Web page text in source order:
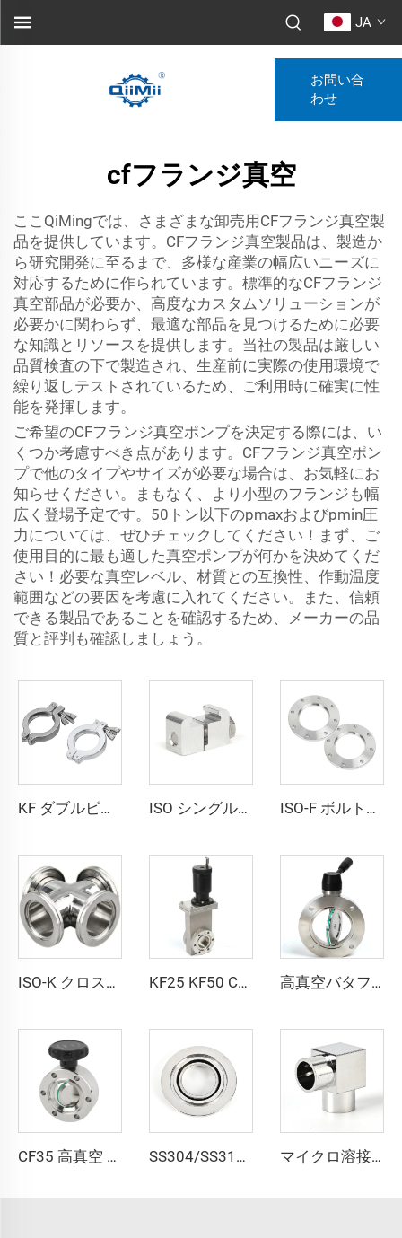
JA
お問い合
わせ
cfフランジ真空
ここQiMingでは、さまざまな卸売用CFフランジ真空製
品を提供しています。CFフランジ真空製品は、製造か
ら研究開発に至るまで、多様な産業の幅広いニーズに
対応するために作られています。標準的なCFフランジ
真空部品が必要か、高度なカスタムソリューションが
必要かに関わらず、最適な部品を見つけるために必要
な知識とリソースを提供します。当社の製品は厳しい
品質検査の下で製造され、生産前に実際の使用環境で
繰り返しテストされているため、ご利用時に確実に性
能を発揮します。
ご希望のCFフランジ真空ポンプを決定する際には、い
くつか考慮すべき点があります。CFフランジ真空ポン
プで他のタイプやサイズが必要な場合は、お気軽にお
知らせください。まもなく、より小型のフランジも幅
広く登場予定です。50トン以下のpmaxおよびpmin圧
力については、ぜひチェックしてください！まず、ご
使用目的に最も適した真空ポンプが何かを決めてくだ
さい！必要な真空レベル、材質との互換性、作動温度
範囲などの要因を考慮に入れてください。また、信頼
できる製品であることを確認するため、メーカーの品
質と評判も確認しましょう。
KF ダブルピンクランプスイング NW アルミ SS304 翼ナット真空クランプフランジ KF16-KF50/NW16/NW50 ステンレス鋼継手 ISO シングルウォールクランプ SS304/アルミニウム ステンレス鋼 M8/M10/M12 バキュームパイプ継手 高品質締付フランジ ISO-F ボルト付きボア加工済みフランジ ISO63-ISO500 ステンレス鋼真空ブランクフランジ SS304 SS316L CNC加工 真空継手 半導体用
ISO-K クロス真空 ISO-K クロス SS304 SS316L ステンレス鋼 ISO63-ISO160 フランジクランプ 高品質真空四-wayクロス継手 NW63-160 KF25 KF50 CF25 CF50 ミニUHVゲートバルブ 高品質 手動 空気軸受式 ステンレス鋼 SS304 高真空 高真空バタフライバルブ SS304/SS316Lステンレス鋼製 ISO-F63-200 高品質バタフライバルブ マニュアル/空気圧/電動式
CF35 高真空 SS316L SS304 ステンレス鋼製バタフライバルブ 手動操作スイベルバルブプレート FKMシール付き 高品質真空バタフライバルブ SS304/SS316L 観察窓付きサイトグラスクイックフランジ NW/KF ステンレス鋼溶接真空継手 KF16/KF25/KF40/KF50 マイクロ溶接継手 超高純度溶接継手 SS316L 90度エルボ 高純度マイクロフィットチューブブチウェルディング継手 ステンレス鋼 90°エルボ